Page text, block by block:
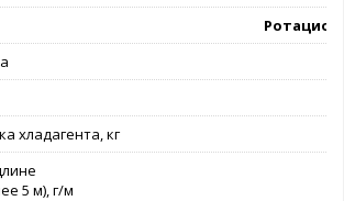
хладагента, кг
5 м), г/м